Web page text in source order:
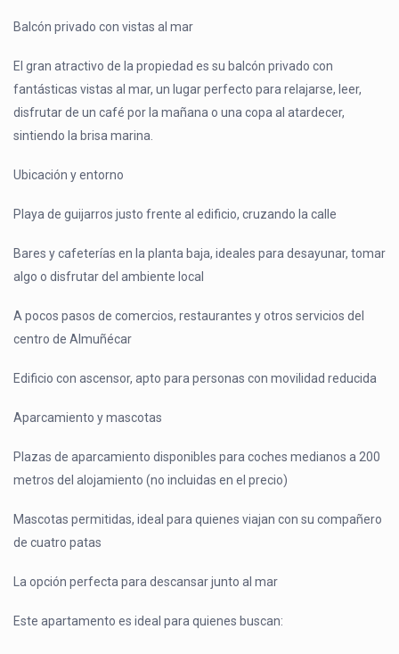
Balcón privado con vistas al mar
El gran atractivo de la propiedad es su balcón privado con
fantásticas vistas al mar, un lugar perfecto para relajarse, leer,
disfrutar de un café por la mañana o una copa al atardecer,
sintiendo la brisa marina.
Ubicación y entorno
Playa de guijarros justo frente al edificio, cruzando la calle
Bares y cafeterías en la planta baja, ideales para desayunar, tomar
algo o disfrutar del ambiente local
A pocos pasos de comercios, restaurantes y otros servicios del
centro de Almuñécar
Edificio con ascensor, apto para personas con movilidad reducida
Aparcamiento y mascotas
Plazas de aparcamiento disponibles para coches medianos a 200
metros del alojamiento (no incluidas en el precio)
Mascotas permitidas, ideal para quienes viajan con su compañero
de cuatro patas
La opción perfecta para descansar junto al mar
Este apartamento es ideal para quienes buscan: